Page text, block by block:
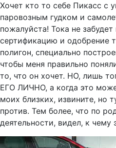
Хочет кто то себе Пикасс с
паровозным гудком и
пожалуйста! Тока не забудет
сертификацию и одобрение
полигон, специально
чтобы меня правильно
то, что он хочет. НО, лишь
ЕГО ЛИЧНО, а когда это
моих близких, извините, но
против. Тем более, что по
деятельности, видел, к